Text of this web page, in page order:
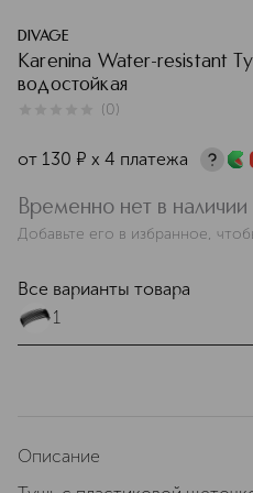
DIVAGE
Karenina Water-resistant
водостойкая
(0)
от 130 ¤ х 4 платежа
Временно нет в наличии
Добавьте его в избранное,
Все варианты товара
1
Описание